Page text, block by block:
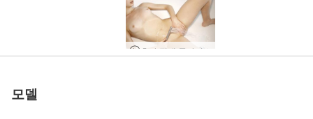
혼자 집에 클라리스
모델